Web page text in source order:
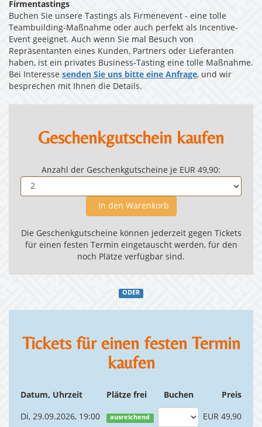
Firmentastings
Buchen Sie unsere Tastings als Firmenevent - eine tolle
Teambuilding-Maßnahme oder auch perfekt als Incentive-
Event geeignet. Auch wenn Sie mal Besuch von
Repräsentanten eines Kunden, Partners oder Lieferanten
haben, ist ein privates Business-Tasting eine tolle Maßnahme.
Bei Interesse senden Sie uns bitte eine Anfrage, und wir
besprechen mit Ihnen die Details.
Geschenkgutschein kaufen
Anzahl der Geschenkgutscheine je EUR 49,90:
In den Warenkorb
Die Geschenkgutscheine können jederzeit gegen Tickets
für einen festen Termin eingetauscht werden, für den
noch Plätze verfügbar sind.
ODER
Tickets für einen festen Termin
kaufen
Datum, Uhrzeit Plätze frei Buchen Preis
Di, 29.09.2026, 19:00 ausreichend EUR 49,90